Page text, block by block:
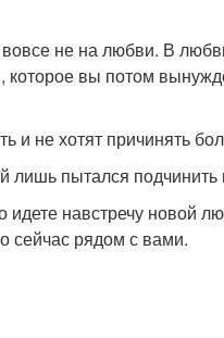
не на любви. В
вы потом
и не хотят причинять
пытался подчинить
навстречу новой
сейчас рядом с вами.